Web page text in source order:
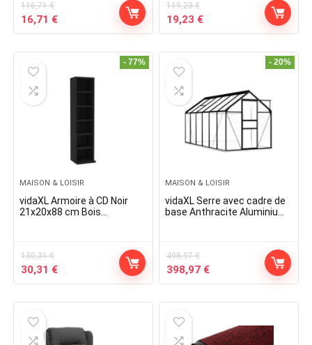
116,71€
Original
price
16,71 €Current
price
119,23€
Original
price
19,23 €Current
price
- 77%
MAISON & LOISIR
vidaXL Armoire à CD Noir
21x20x88 cm Bois
130,31€
Original
price
30,31 €Current
price
- 20%
MAISON & LOISIR
vidaXL Serre avec cadre de
base Anthracite Aluminium
498,97€
Original
price
398,97 €Current
price